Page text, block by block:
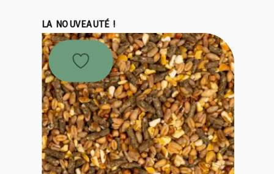
19,95 €.
17,96 €.
LA NOUVEAUTÉ !